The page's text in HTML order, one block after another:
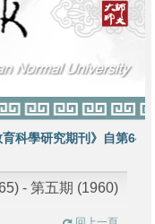
科學研究期刊》自第64卷
- 第五期 (1960)